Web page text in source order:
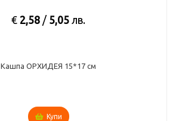
€ 2,58 / 5,05 лв.
Кашпа ОРХИДЕЯ 15*17 см
Купи